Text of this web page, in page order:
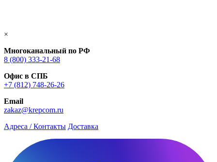
×
Многоканальный по РФ
8 (800) 333‑21-68
Офис в СПБ
+7 (812) 748‑26-26
Email
zakaz@krepcom.ru
Адреса / Контакты Доставка